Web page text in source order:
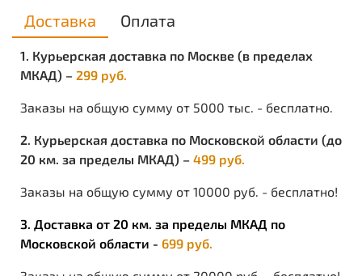
гипоаллергенен;
хорошие теплоизоляционные свойства;
ОСОБЕННОСТИ:
Доставка Оплата
1. Курьерская доставка по Москве (в пределах
МКАД) – 299 руб.
Заказы на общую сумму от 5000 тыс. - бесплатно.
2. Курьерская доставка по Московской области (до
20 км. за пределы МКАД) – 499 руб.
Заказы на общую сумму от 10000 руб. - бесплатно!
3. Доставка от 20 км. за пределы МКАД по
Московской области - 699 руб.